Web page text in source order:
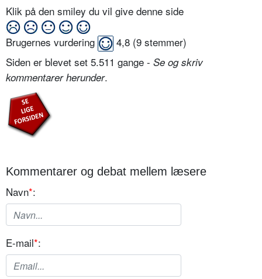
Klik på den smiley du vil give denne side
Brugernes vurdering 4,8 (9 stemmer)
Siden er blevet set 5.511 gange - Se og skriv
kommentarer herunder.
Kommentarer og debat mellem læsere
Navn*:
E-mail*: